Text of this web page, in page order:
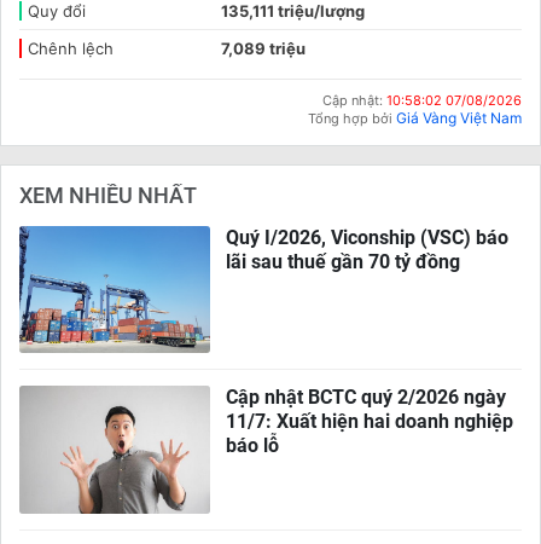
Quy đổi
135,111 triệu/lượng
Chênh lệch
7,089 triệu
Cập nhật: 10:58:02 07/08/2026
Tổng hợp bởi Giá Vàng Việt Nam
XEM NHIỀU NHẤT
Quý I/2026, Viconship (VSC) báo
lãi sau thuế gần 70 tỷ đồng
Cập nhật BCTC quý 2/2026 ngày
11/7: Xuất hiện hai doanh nghiệp
báo lỗ